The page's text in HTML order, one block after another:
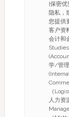
[保密
隐私，
您提供
客户资
会计和
学/管
（
人力资